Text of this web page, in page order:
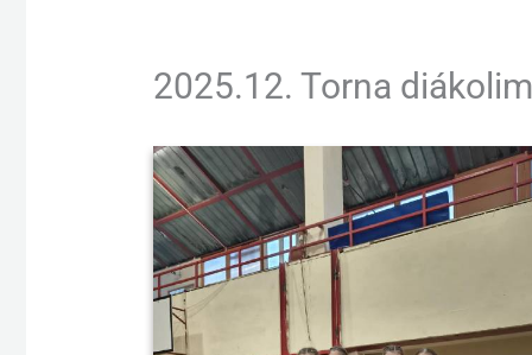
2025.12. Torna